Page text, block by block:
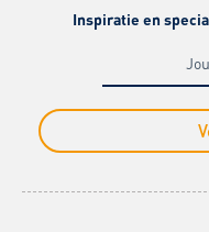
Inspiratie en